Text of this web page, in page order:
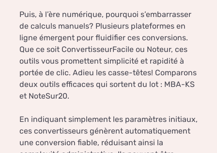
Puis, à l’ère numérique, pourquoi s’embarrasser
de calculs manuels? Plusieurs plateformes en
ligne émergent pour fluidifier ces conversions.
Que ce soit ConvertisseurFacile ou Noteur, ces
outils vous promettent simplicité et rapidité à
portée de clic. Adieu les casse-têtes! Comparons
deux outils efficaces qui sortent du lot : MBA-KS
et NoteSur20.
En indiquant simplement les paramètres initiaux,
ces convertisseurs génèrent automatiquement
une conversion fiable, réduisant ainsi la